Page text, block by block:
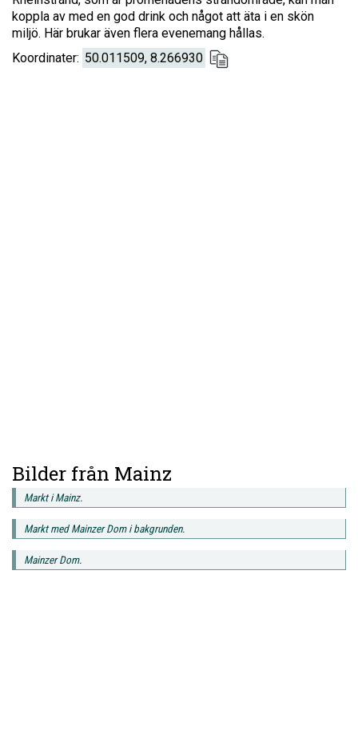
koppla av med en god drink och något att äta i en skön
miljö. Här brukar även flera evenemang hållas.
Koordinater: 50.011509, 8.266930
Bilder från Mainz
Markt i Mainz.
Markt med Mainzer Dom i bakgrunden.
Mainzer Dom.